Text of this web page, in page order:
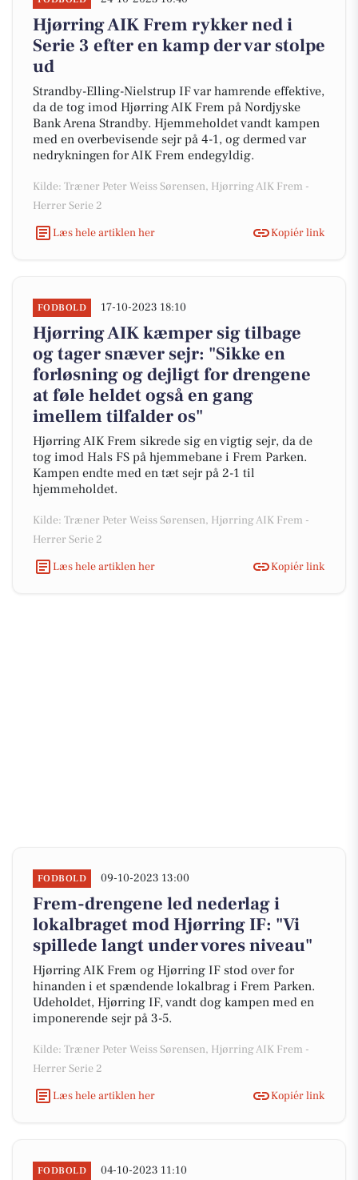
Hjørring AIK Frem rykker ned i
Serie 3 efter en kamp der var stolpe
ud
Strandby-Elling-Nielstrup IF var hamrende effektive,
da de tog imod Hjørring AIK Frem på Nordjyske
Bank Arena Strandby. Hjemmeholdet vandt kampen
med en overbevisende sejr på 4-1, og dermed var
nedrykningen for AIK Frem endegyldig.
Kilde: Træner Peter Weiss Sørensen, Hjørring AIK Frem -
Herrer Serie 2
Læs hele artiklen her
Kopiér link
FODBOLD 17-10-2023 18:10
Hjørring AIK kæmper sig tilbage
og tager snæver sejr: "Sikke en
forløsning og dejligt for drengene
at føle heldet også en gang
imellem tilfalder os"
Hjørring AIK Frem sikrede sig en vigtig sejr, da de
tog imod Hals FS på hjemmebane i Frem Parken.
Kampen endte med en tæt sejr på 2-1 til
hjemmeholdet.
Kilde: Træner Peter Weiss Sørensen, Hjørring AIK Frem -
Herrer Serie 2
Læs hele artiklen her
Kopiér link
FODBOLD 09-10-2023 13:00
Frem-drengene led nederlag i
lokalbraget mod Hjørring IF: "Vi
spillede langt under vores niveau"
Hjørring AIK Frem og Hjørring IF stod over for
hinanden i et spændende lokalbrag i Frem Parken.
Udeholdet, Hjørring IF, vandt dog kampen med en
imponerende sejr på 3-5.
Kilde: Træner Peter Weiss Sørensen, Hjørring AIK Frem -
Herrer Serie 2
Læs hele artiklen her
Kopiér link
FODBOLD 04-10-2023 11:10